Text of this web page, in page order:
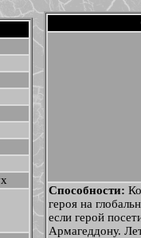
Способности:
героя на
если герой
Армагеддону.